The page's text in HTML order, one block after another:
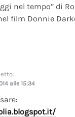
nel tempo” di
film Donnie
alle 15:34